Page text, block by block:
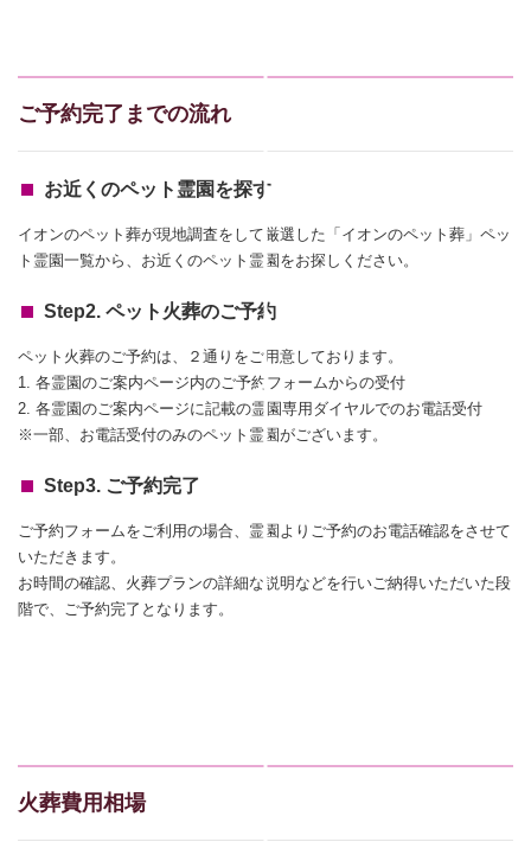
ご予約完了までの流れ
お近くのペット霊園を探す
イオンのペット葬が現地調査をして厳選した「イオンのペット葬」ペッ
ト霊園一覧から、お近くのペット霊園をお探しください。
Step2. ペット火葬のご予約
ペット火葬のご予約は、２通りをご用意しております。
1. 各霊園のご案内ページ内のご予約フォームからの受付
2. 各霊園のご案内ページに記載の霊園専用ダイヤルでのお電話受付
※一部、お電話受付のみのペット霊園がございます。
Step3. ご予約完了
ご予約フォームをご利用の場合、霊園よりご予約のお電話確認をさせて
いただきます。
お時間の確認、火葬プランの詳細な説明などを行いご納得いただいた段
階で、ご予約完了となります。
火葬費用相場